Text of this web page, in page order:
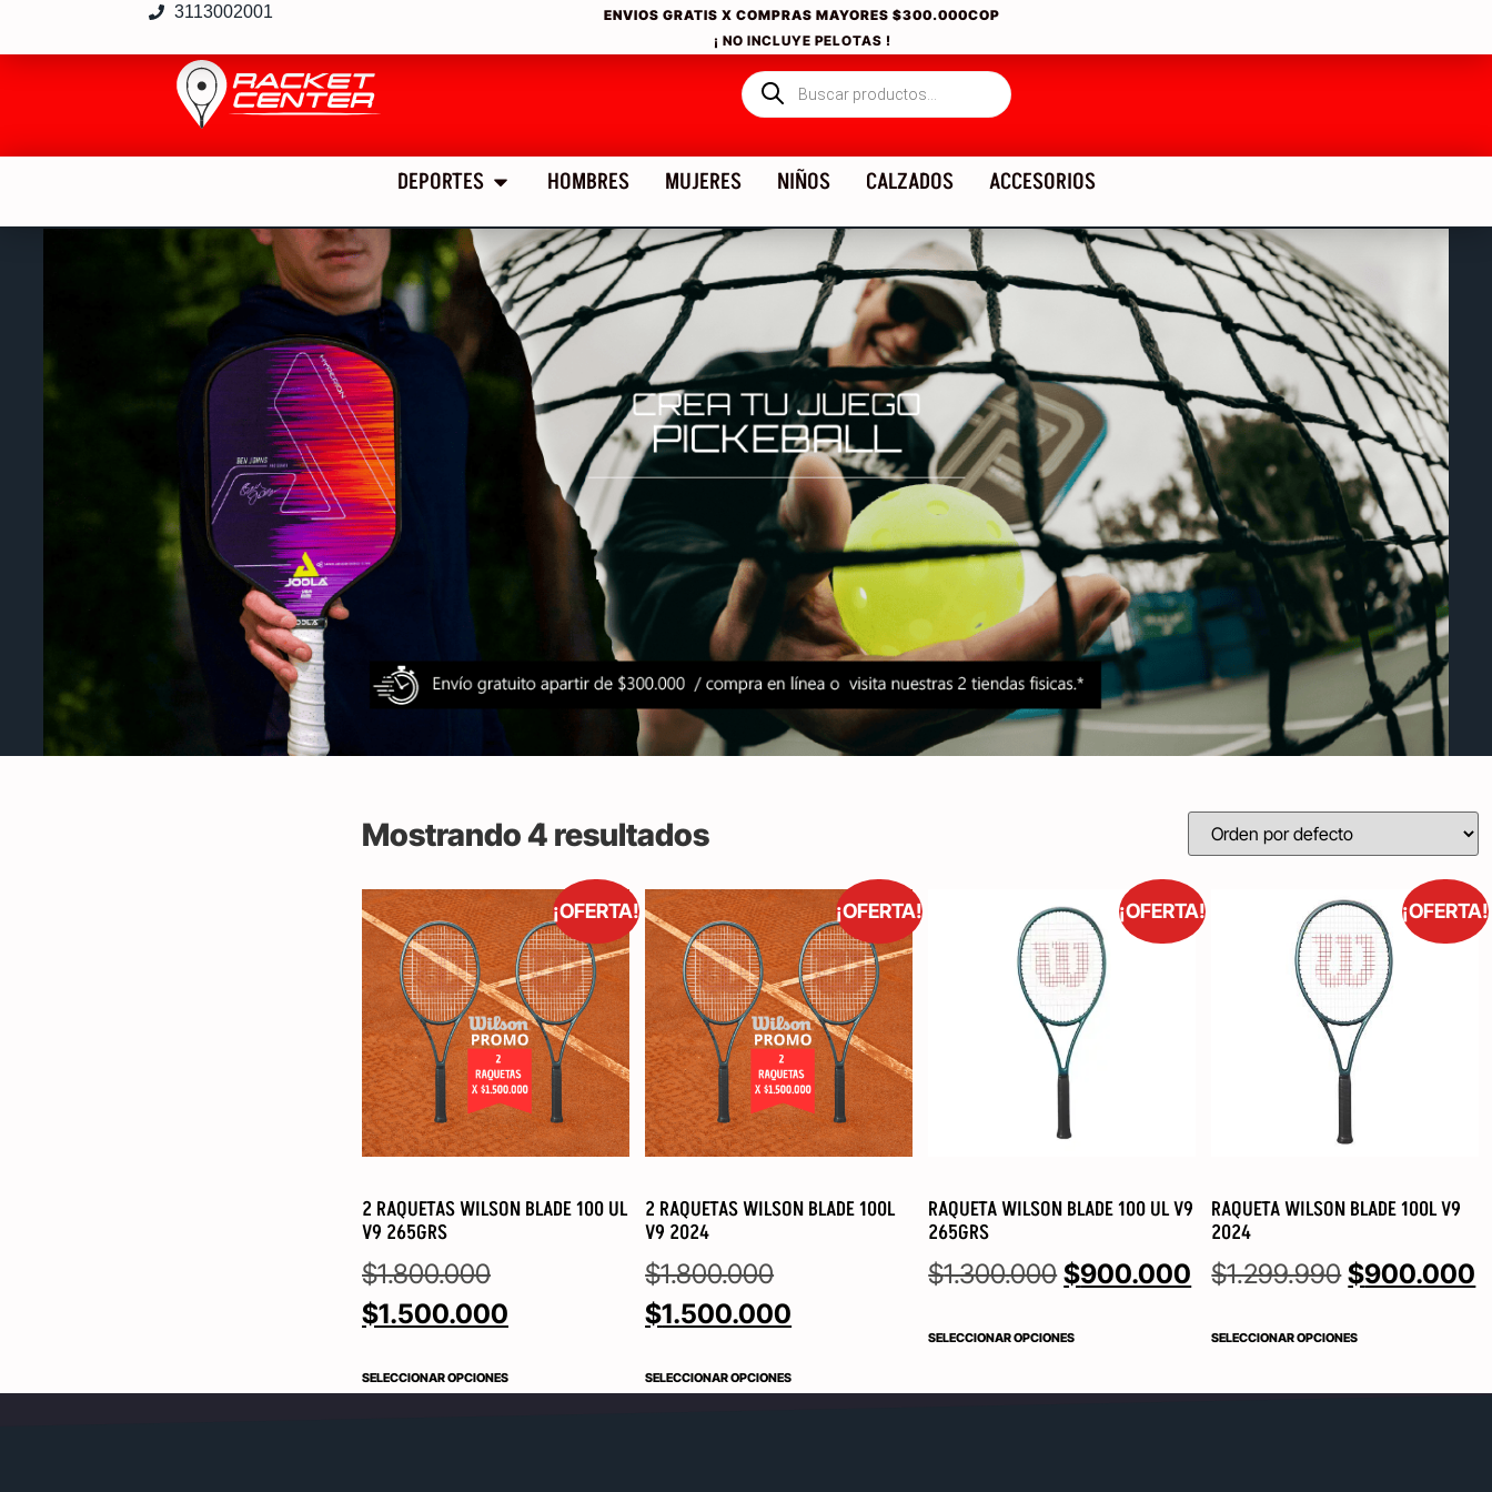
3113002001 ENVIOS GRATIS X COMPRAS MAYORES$300.000COP
¡ NO INCLUYE PELOTAS !
DEPORTES HOMBRES MUJERES NIÑOS CALZADOS ACCESORIOS
Mostrando 4 resultados
¡OFERTA!
2 RAQUETAS WILSON BLADE 100 UL
V9 265GRS
$1.800.000
$1.500.000
SELECCIONAR OPCIONES
¡OFERTA!
2 RAQUETAS WILSON BLADE 100L
V9 2024
$1.800.000
$1.500.000
SELECCIONAR OPCIONES
¡OFERTA!
RAQUETA WILSON BLADE 100 UL V9
265GRS
$1.300.000 $900.000
SELECCIONAR OPCIONES
¡OFERTA!
RAQUETA WILSON BLADE 100L V9
2024
$1.299.990 $900.000
SELECCIONAR OPCIONES